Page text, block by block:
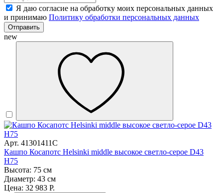
Я даю согласие на обработку моих персональных данных
и принимаю Политику обработки персональных данных
Отправить
new
Арт. 41301411C
Кашпо Косапотс Helsinki middle высокое светло-серое D43
H75
Высота: 75 см
Диаметр: 43 см
Цена: 32 983 Р.